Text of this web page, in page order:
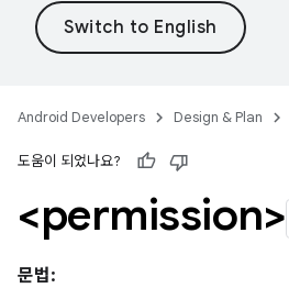
Android Developers Design & Plan
도움이 되었나요?
<permission>
문법: